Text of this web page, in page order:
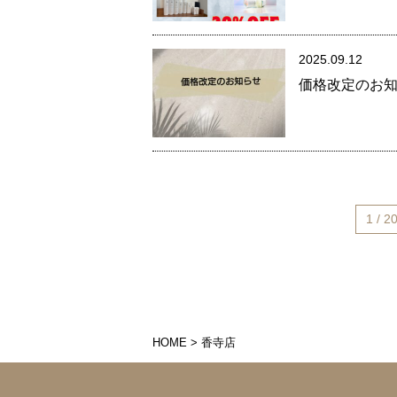
2025.09.12
価格改定のお
1 / 20
HOME > 香寺店